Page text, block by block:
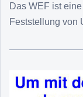
Das WEF ist
Feststellung von